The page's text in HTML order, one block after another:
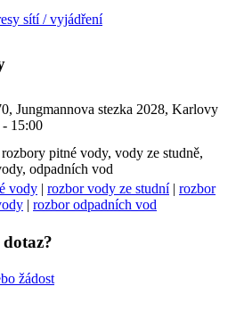
sítí / vyjádření
Jungmannova stezka 2028, Karlovy
15:00
pitné vody, vody ze studně,
odpadních vod
vody | rozbor vody ze studní| rozbor
| rozbor odpadních vod
žádost